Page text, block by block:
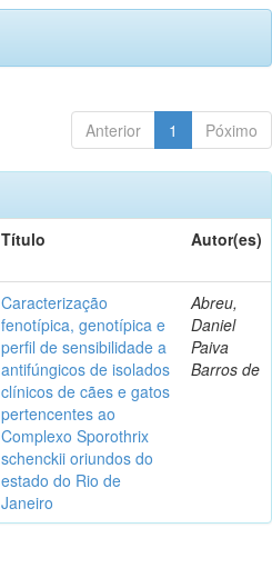
Anterior 1 Póximo
Título Autor(es)
Caracterização
fenotípica, genotípica e
perfil de sensibilidade a
antifúngicos de isolados
clínicos de cães e gatos
pertencentes ao
Complexo Sporothrix
schenckii oriundos do
estado do Rio de
Janeiro
Abreu,
Daniel
Paiva
Barros de